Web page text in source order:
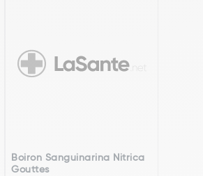
Boiron Sanguinarina Nitrica
Gouttes